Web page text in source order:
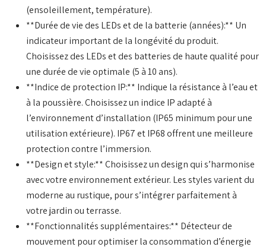
(ensoleillement, température).
**Durée de vie des LEDs et de la batterie (années):** Un
indicateur important de la longévité du produit.
Choisissez des LEDs et des batteries de haute qualité pour
une durée de vie optimale (5 à 10 ans).
**Indice de protection IP:** Indique la résistance à l’eau et
à la poussière. Choisissez un indice IP adapté à
l’environnement d’installation (IP65 minimum pour une
utilisation extérieure). IP67 et IP68 offrent une meilleure
protection contre l’immersion.
**Design et style:** Choisissez un design qui s’harmonise
avec votre environnement extérieur. Les styles varient du
moderne au rustique, pour s’intégrer parfaitement à
votre jardin ou terrasse.
**Fonctionnalités supplémentaires:** Détecteur de
mouvement pour optimiser la consommation d’énergie